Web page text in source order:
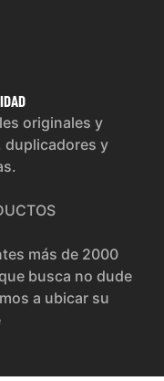
originales y
duplicadores y
más de 2000
busca no dude
a ubicar su